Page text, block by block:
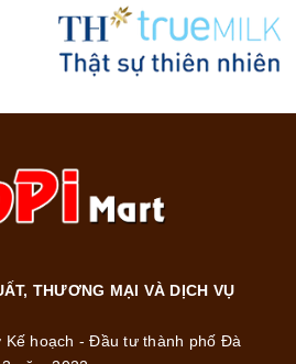
THƯƠNG MẠI VÀ DỊCH VỤ
Kế hoạch - Đầu tư thành phố Đà